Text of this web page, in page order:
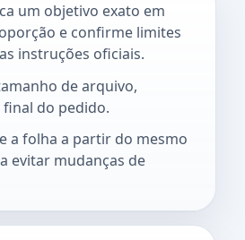
um objetivo exato em
e confirme limites
instruções oficiais.
de arquivo,
do pedido.
a folha a partir do mesmo
evitar mudanças de